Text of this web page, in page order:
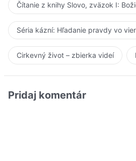
Čítanie z knihy Slovo, zväzok I:
Séria kázní: Hľadanie pravdy vo
Cirkevný život – zbierka videí
Pridaj komentár